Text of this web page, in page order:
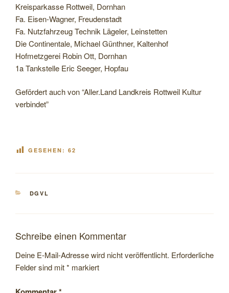
Kreisparkasse Rottweil, Dornhan
Fa. Eisen-Wagner, Freudenstadt
Fa. Nutzfahrzeug Technik Lägeler, Leinstetten
Die Continentale, Michael Günthner, Kaltenhof
Hofmetzgerei Robin Ott, Dornhan
1a Tankstelle Eric Seeger, Hopfau
Gefördert auch von “Aller.Land Landkreis Rottweil Kultur
verbindet”
GESEHEN: 62
KATEGORIEN
DGVL
Schreibe einen Kommentar
Deine E-Mail-Adresse wird nicht veröffentlicht. Erforderliche
Felder sind mit* markiert